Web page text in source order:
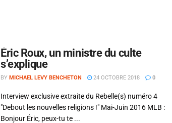
Éric Roux, un ministre du culte
s’explique
BY MICHAEL LEVY BENCHETON 24 OCTOBRE 2018 0
Interview exclusive extraite du Rebelle(s) numéro 4
"Debout les nouvelles religions !" Mai-Juin 2016 MLB :
Bonjour Éric, peux-tu te ...